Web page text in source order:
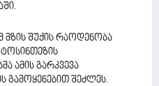
მზის შუქის რაოდენობა
ამის გარკვევა
შეძლეს.